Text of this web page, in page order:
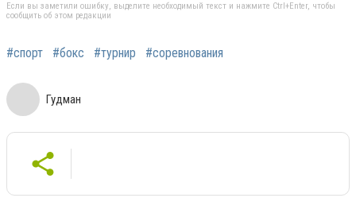
Если вы заметили ошибку, выделите необходимый текст и нажмите Ctrl+Enter, чтобы
сообщить об этом редакции
#спорт #бокс #турнир #соревнования
Гудман